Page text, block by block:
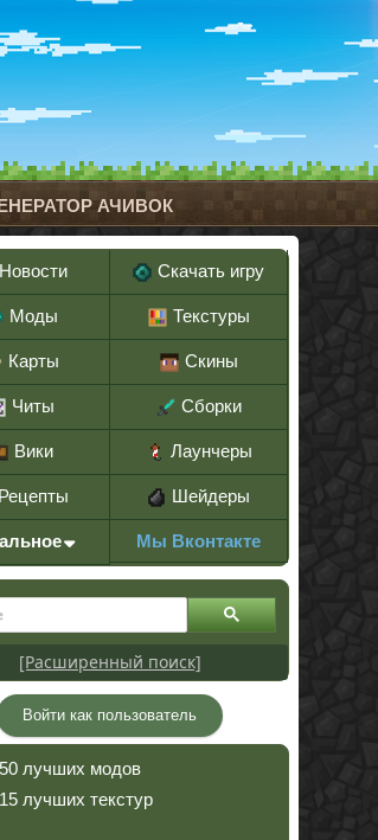
АЧИВОК
Новости Скачать игру
Моды Текстуры
Карты Скины
Читы Сборки
Вики Лаунчеры
Рецепты Шейдеры
Мы Вконтакте
[Расширенный поиск]
Войти как пользователь
50 лучших модов
15 лучших текстур